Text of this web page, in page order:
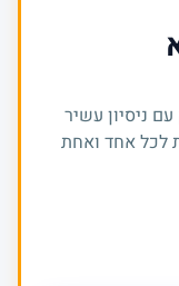
ניסיון עשיר
לכל אחד ואחת